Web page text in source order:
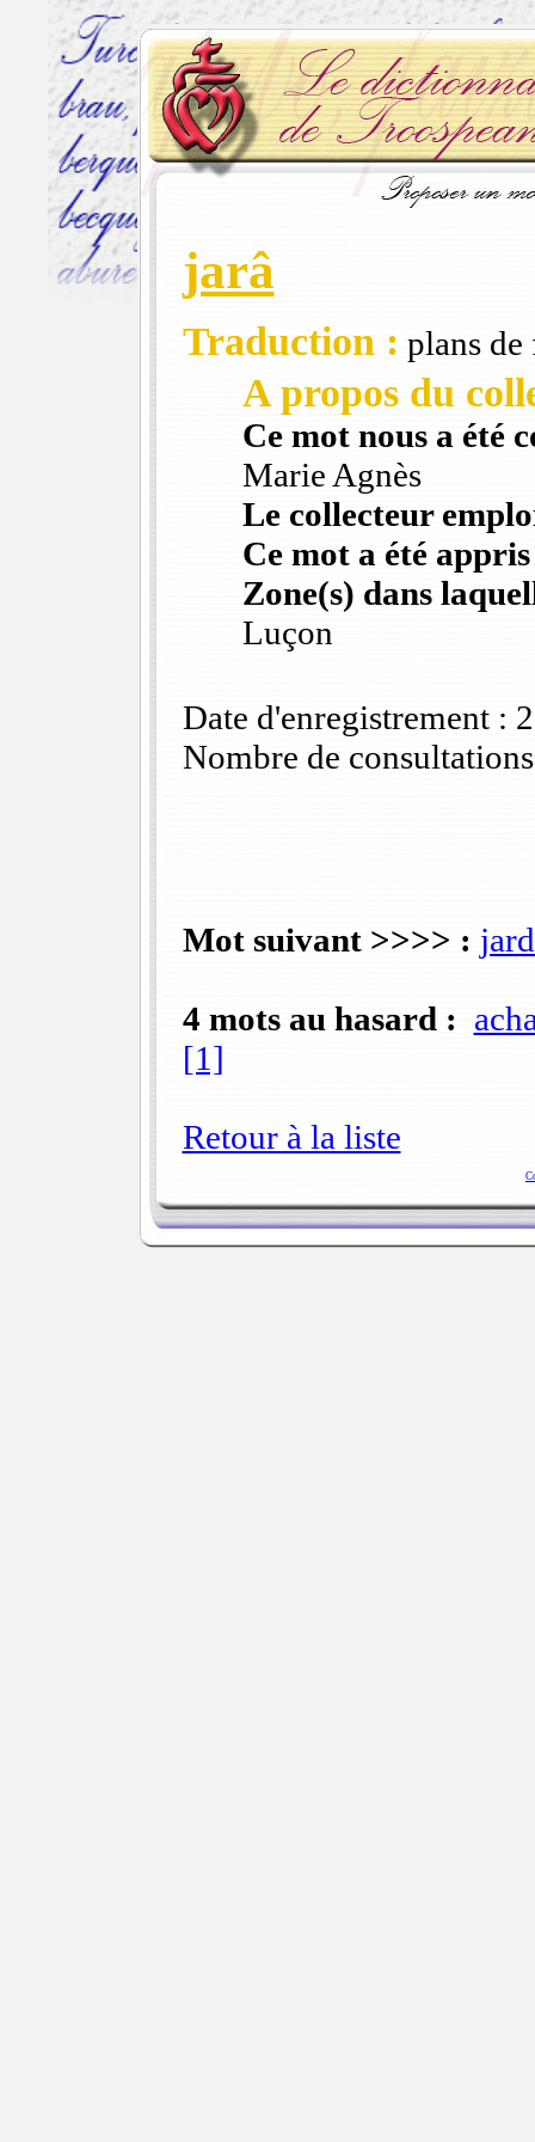
jarâ
Traduction : plans de
A propos du
Ce mot nous a été
Marie Agnès
Le collecteur
Ce mot a été
Zone(s) dans
Luçon
Date d'enregistrement :
Nombre de
Mot suivant >>>> :
4 mots au hasard :
[1]
Retour à la liste